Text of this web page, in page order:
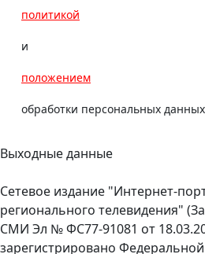
политикой
и
положением
обработки персональных данных
Выходные данные
Сетевое издание "Интернет-
регионального телевидения"
СМИ Эл № ФС77-91081 от
зарегистрировано